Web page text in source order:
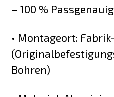
– 100 %
• Montageort:
Bohren)